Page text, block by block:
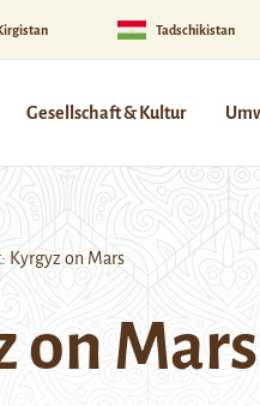
Tadschikistan
Gesellschaft & Kultur
Kyrgyz on Mars
on Mars